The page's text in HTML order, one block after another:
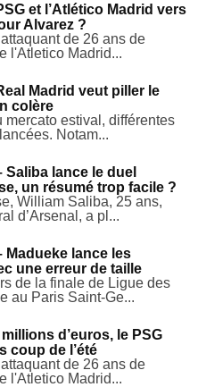
et l’Atlético Madrid vers
Alvarez ?
de 26 ans de
l'Atletico Madrid...
Madrid veut piller le
colère
mercato estival, différentes
Notam...
Saliba lance le duel
un résumé trop facile ?
William Saliba, 25 ans,
d’Arsenal, a pl...
Madueke lance les
une erreur de taille
de la finale de Ligue des
au Paris Saint-Ge...
d’euros, le PSG
coup de l’été
de 26 ans de
l'Atletico Madrid...